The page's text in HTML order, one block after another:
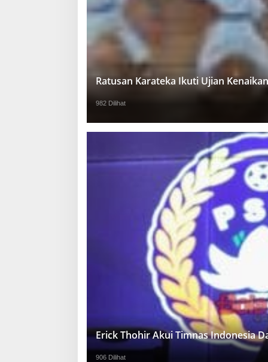
Ratusan Karateka Ikuti Ujian
982 Dilihat
Erick Thohir Akui Timnas Indonesia
906 Dilihat